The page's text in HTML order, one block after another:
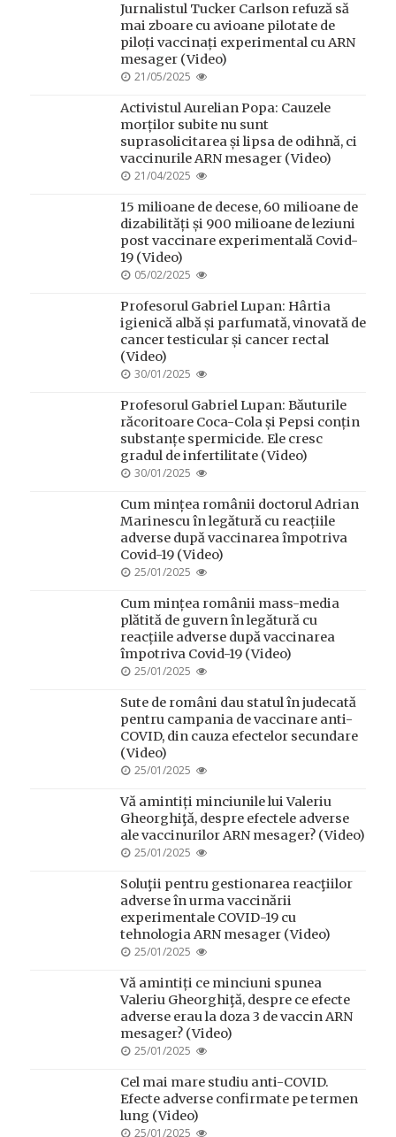
Jurnalistul Tucker Carlson refuză să
mai zboare cu avioane pilotate de
piloți vaccinați experimental cu ARN
mesager (Video)
POSTED
21/05/2025
Activistul Aurelian Popa: Cauzele
morților subite nu sunt
suprasolicitarea și lipsa de odihnă, ci
vaccinurile ARN mesager (Video)
POSTED
21/04/2025
15 milioane de decese, 60 milioane de
dizabilități și 900 milioane de leziuni
post vaccinare experimentală Covid-
19 (Video)
POSTED
05/02/2025
Profesorul Gabriel Lupan: Hârtia
igienică albă și parfumată, vinovată de
cancer testicular și cancer rectal
(Video)
POSTED
30/01/2025
Profesorul Gabriel Lupan: Băuturile
răcoritoare Coca-Cola și Pepsi conțin
substanțe spermicide. Ele cresc
gradul de infertilitate (Video)
POSTED
30/01/2025
Cum mințea românii doctorul Adrian
Marinescu în legătură cu reacțiile
adverse după vaccinarea împotriva
Covid-19 (Video)
POSTED
25/01/2025
Cum mințea românii mass-media
plătită de guvern în legătură cu
reacțiile adverse după vaccinarea
împotriva Covid-19 (Video)
POSTED
25/01/2025
Sute de români dau statul în judecată
pentru campania de vaccinare anti-
COVID, din cauza efectelor secundare
(Video)
POSTED
25/01/2025
Vă amintiți minciunile lui Valeriu
Gheorghiţă, despre efectele adverse
ale vaccinurilor ARN mesager? (Video)
POSTED
25/01/2025
Soluţii pentru gestionarea reacţiilor
adverse în urma vaccinării
experimentale COVID-19 cu
tehnologia ARN mesager (Video)
POSTED
25/01/2025
Vă amintiți ce minciuni spunea
Valeriu Gheorghiţă, despre ce efecte
adverse erau la doza 3 de vaccin ARN
mesager? (Video)
POSTED
25/01/2025
Cel mai mare studiu anti-COVID.
Efecte adverse confirmate pe termen
lung (Video)
POSTED
25/01/2025